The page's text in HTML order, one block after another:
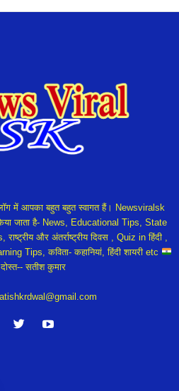
में आपका बहुत बहुत स्वागत हैं। Newsviralsk
जाता है- News, Educational Tips, State
और अंतर्राष्ट्रीय दिवस , Quiz in हिंदी ,
Tips, कविता- कहानियां, हिंदी शायरी etc
सतीश कुमार